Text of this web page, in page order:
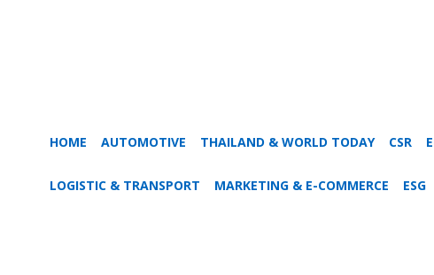
HOME AUTOMOTIVE THAILAND & WORLD TODAY CSR
LOGISTIC & TRANSPORT MARKETING & E-COMMERCE ESG